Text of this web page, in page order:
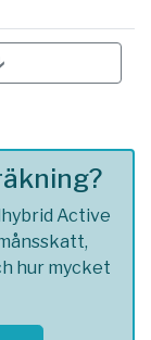
Active
hur mycket